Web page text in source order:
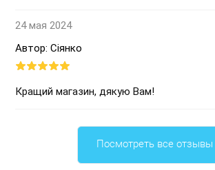
24 мая 2024
Автор: Сіянко
Кращий магазин, дякую Вам!
Посмотреть все отзывы